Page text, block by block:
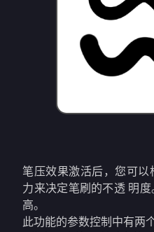
笔压效果激活后，您可
力来决定笔刷的不透 明
高。
此功能的参数控制中有两